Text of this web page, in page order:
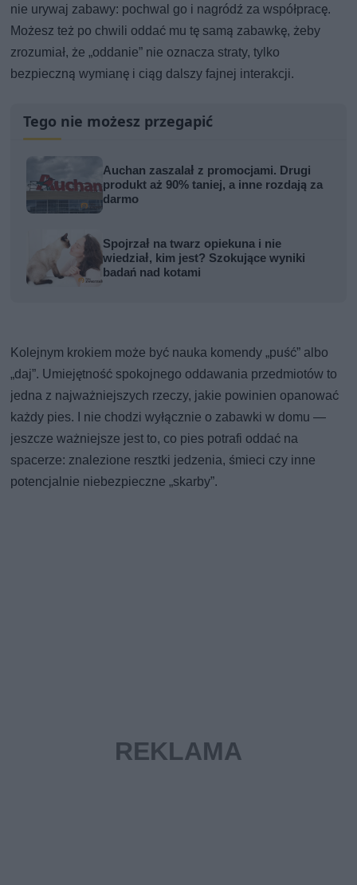
nie urywaj zabawy: pochwal go i nagródź za współpracę.
Możesz też po chwili oddać mu tę samą zabawkę, żeby
zrozumiał, że „oddanie” nie oznacza straty, tylko
bezpieczną wymianę i ciąg dalszy fajnej interakcji.
Tego nie możesz przegapić
Auchan zaszalał z promocjami. Drugi
produkt aż 90% taniej, a inne rozdają za
darmo
Spojrzał na twarz opiekuna i nie
wiedział, kim jest? Szokujące wyniki
badań nad kotami
Kolejnym krokiem może być nauka komendy „puść” albo
„daj”. Umiejętność spokojnego oddawania przedmiotów to
jedna z najważniejszych rzeczy, jakie powinien opanować
każdy pies. I nie chodzi wyłącznie o zabawki w domu —
jeszcze ważniejsze jest to, co pies potrafi oddać na
spacerze: znalezione resztki jedzenia, śmieci czy inne
potencjalnie niebezpieczne „skarby”.